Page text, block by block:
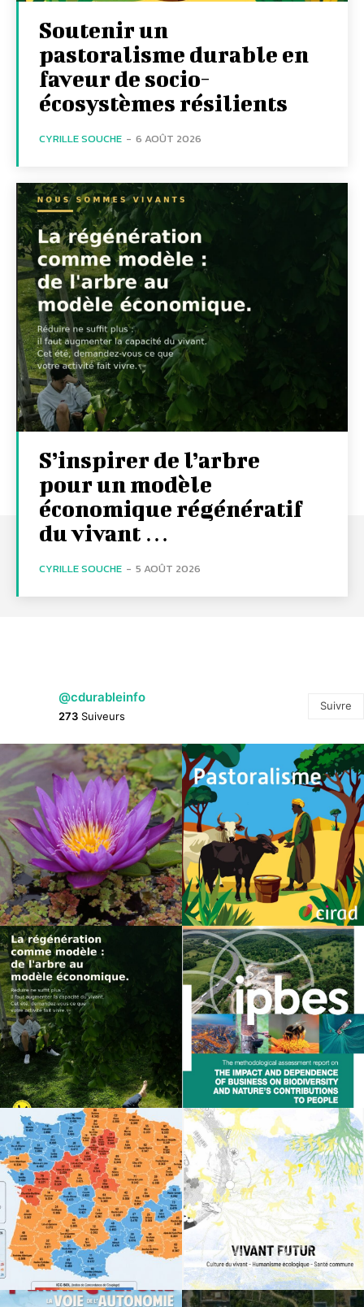
Soutenir un
pastoralisme durable en
faveur de socio-
écosystèmes résilients
CYRILLE SOUCHE - 6 AOÛT 2026
S’inspirer de l’arbre
pour un modèle
économique régénératif
du vivant …
CYRILLE SOUCHE - 5 AOÛT 2026
@cdurableinfo
273 Suiveurs
Suivre